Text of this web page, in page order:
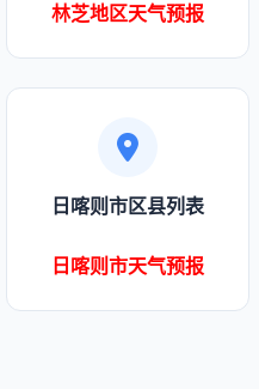
林芝地区天气预报
日喀则市区县列表
日喀则市天气预报